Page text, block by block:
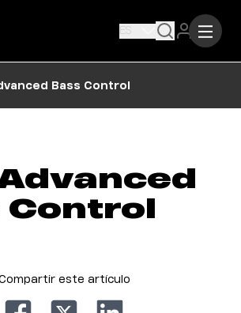
ES
Bass Control
Control
este artículo